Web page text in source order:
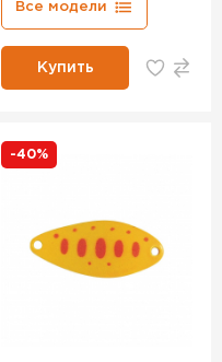
Все модели
Купить
-40%